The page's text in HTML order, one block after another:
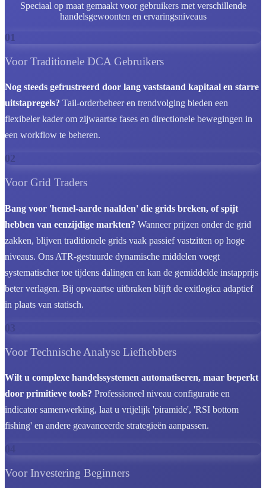
Speciaal op maat gemaakt voor gebruikers met verschillende
handelsgewoonten en ervaringsniveaus
01
Voor Traditionele DCA Gebruikers
Nog steeds gefrustreerd door lang vaststaand kapitaal en starre
uitstapregels? Tail-orderbeheer en trendvolging bieden een
flexibeler kader om zijwaartse fases en directionele bewegingen in
een workflow te beheren.
02
Voor Grid Traders
Bang voor 'hemel-aarde naalden' die grids breken, of spijt
hebben van eenzijdige markten? Wanneer prijzen onder de grid
zakken, blijven traditionele grids vaak passief vastzitten op hoge
niveaus. Ons ATR-gestuurde dynamische middelen voegt
systematischer toe tijdens dalingen en kan de gemiddelde instapprijs
beter verlagen. Bij opwaartse uitbraken blijft de exitlogica adaptief
in plaats van statisch.
03
Voor Technische Analyse Liefhebbers
Wilt u complexe handelssystemen automatiseren, maar beperkt
door primitieve tools? Professioneel niveau configuratie en
indicator samenwerking, laat u vrijelijk 'piramide', 'RSI bottom
fishing' en andere geavanceerde strategieën aanpassen.
Voor Investering Beginners